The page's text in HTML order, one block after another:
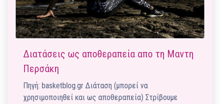
Διατάσεις ως αποθεραπεία απο τη Μαντη
Περσάκη
Πηγή: basketblog.gr Διάταση (μπορεί να
χρησιμοποιηθεί και ως αποθεραπεία) Στρίβουμε